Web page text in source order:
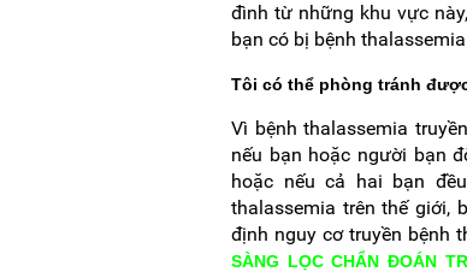
đình từ những khu vực
bạn có bị bệnh
Tôi có thể phòng tránh
Vì bệnh thalassemia
nếu bạn hoặc người bạn
hoặc nếu cả hai bạn
thalassemia trên thế giới,
định nguy cơ truyền bệnh
SÀNG LỌC CHẨN ĐOÁN